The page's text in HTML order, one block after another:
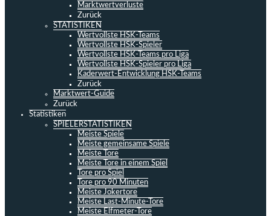
Marktwertverluste
Zurück
STATISTIKEN
Wertvollste HSK-Teams
Wertvollste HSK-Spieler
Wertvollste HSK-Teams pro Liga
Wertvollste HSK-Spieler pro Liga
Kaderwert-Entwicklung HSK-Teams
Zurück
Marktwert-Guide
Zurück
Statistiken
SPIELERSTATISTIKEN
Meiste Spiele
Meiste gemeinsame Spiele
Meiste Tore
Meiste Tore in einem Spiel
Tore pro Spiel
Tore pro 90 Minuten
Meiste Jokertore
Meiste Last-Minute-Tore
Meiste Elfmeter-Tore